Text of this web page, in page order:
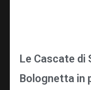
Le Cascate di
Bolognetta in